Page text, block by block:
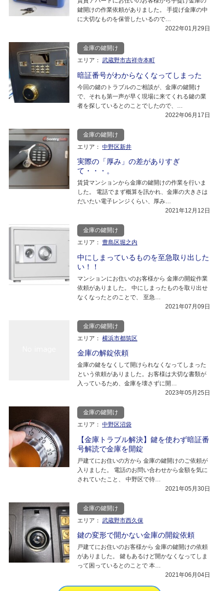
鍵開けの作業依頼がありました。 手提げ金庫の中
に大切なものを保管したいるので…
2022年01月29日
金庫の鍵開け
エリア： 武蔵野市吉祥寺本町
暗証番号がわからなくなってしまった
今回の鍵のトラブルのご相談が、金庫の鍵開け
で、それも第一声が早く現場に来てくれる鍵の業
者を探しているとのことでしたので、…
2022年06月17日
金庫の鍵開け
エリア： 中野区新井
実際の「厚み」の差がありすぎ
て・・・。
賃貸マンションから金庫の鍵開けの作業を行いま
した。 電話でまず概算を訊かれ、金庫の大きさは
だいたい電子レンジくらい、厚み…
2021年12月12日
金庫の鍵開け
エリア：
豊島区堀之内
中にしまっているものを至急取り出した
い！！
マンションにお住いのお客様から 金庫の開錠作業
依頼がありました。 中にしまったものを取り出せ
なくなったとのことで、 至急…
2021年07月09日
金庫の鍵開け
エリア： 横浜市都筑区
金庫の解錠依頼
金庫の鍵をなくして開けられなくなってしまった
という依頼がありました。お客様は大切な書類が
入っているため、金庫を壊さずに開…
2023年05月25日
金庫の鍵開け
エリア： 中野区沼袋
【金庫トラブル解決】鍵を使わず暗証番
号解読で金庫を開錠
戸建てにお住いの方から 金庫の鍵開けのご依頼が
入りました。 電話のお問い合わせから金額を気に
されていたこと、 中野区で待…
2021年05月30日
金庫の鍵開け
エリア： 武蔵野市西久保
鍵の変形で開かない金庫の開錠依頼
戸建てにお住いのお客様から 金庫の鍵開けの依頼
がありました。 鍵もあるけど開かなくなってしま
って困っているとのことで 本…
2021年06月04日